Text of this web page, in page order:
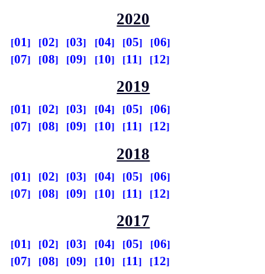
2020
01 02 03 04 05
06
07
08 09 10 11 12
2019
01 02 03 04 05
06
07
08 09 10 11 12
2018
01 02 03 04 05
06
07
08 09 10 11 12
2017
01 02 03 04 05
06
07
08 09 10 11 12